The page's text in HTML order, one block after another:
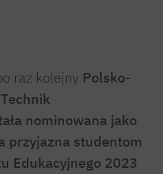
raz kolejny Polsko-
nominowana jako
przyjazna studentom
Edukacyjnego 2023